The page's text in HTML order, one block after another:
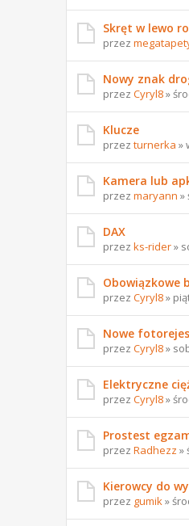
Skręt w lewo
przez
Nowy znak
przez Cyryl8»
Klucze
przez turnerka »
Kamera lub
przez maryann »
DAX
przez ks-rider»
Obowiązkowe
przez Cyryl8»
Nowe
przez Cyryl8»
Elektryczne
przez Cyryl8»
Prostest
przez Radhezz »
Kierowcy do
przez gumik »